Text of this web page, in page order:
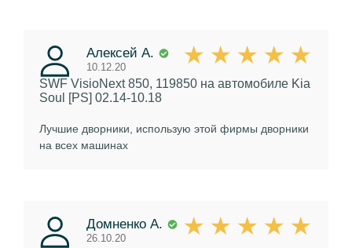
Алексей А.
10.12.20
SWF VisioNext 850, 119850 на автомобиле Kia
Soul [PS] 02.14-10.18
Лучшие дворники, использую этой фирмы дворники
на всех машинах
Домненко А.
26.10.20